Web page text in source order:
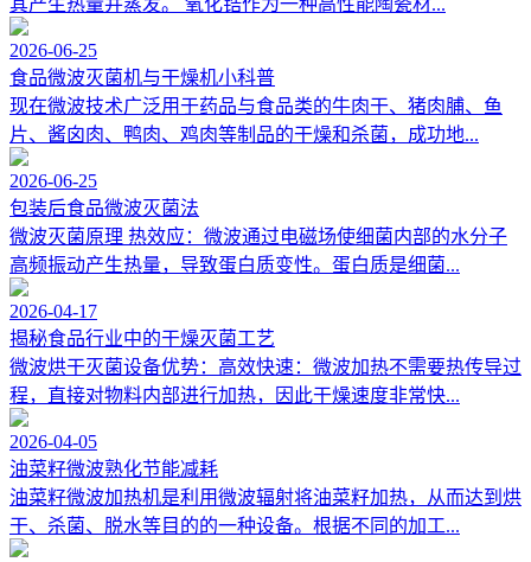
2026-06-25
食品微波灭菌机与干燥机小科普
现在微波技术广泛用于药品与食品类的牛肉干、猪肉脯、鱼
片、酱囟肉、鸭肉、鸡肉等制品的干燥和杀菌，成功地...
2026-06-25
包装后食品微波灭菌法
微波灭菌原理 热效应：微波通过电磁场使细菌内部的水分子
高频振动产生热量，导致蛋白质变性。蛋白质是细菌...
2026-04-17
揭秘食品行业中的干燥灭菌工艺
微波烘干灭菌设备优势：高效快速：微波加热不需要热传导过
程，直接对物料内部进行加热，因此干燥速度非常快...
2026-04-05
油菜籽微波熟化节能减耗
油菜籽微波加热机是利用微波辐射将油菜籽加热，从而达到烘
干、杀菌、脱水等目的的一种设备。根据不同的加工...